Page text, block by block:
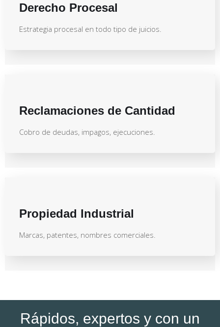
Derecho Procesal
Estrategia procesal en todo tipo de juicios.
Reclamaciones de Cantidad
Cobro de deudas, impagos, ejecuciones.
Propiedad Industrial
Marcas, patentes, nombres comerciales.
Rápidos, expertos y con un